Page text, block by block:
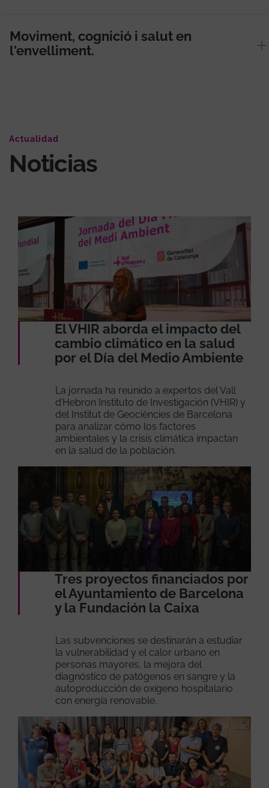
Moviment, cognició i salut en
l'envelliment.
Actualidad
Noticias
El VHIR aborda el impacto del
cambio climático en la salud
por el Día del Medio Ambiente
La jornada ha reunido a expertos del Vall
d’Hebron Instituto de Investigación (VHIR) y
del Institut de Geociències de Barcelona
para analizar cómo los factores
ambientales y la crisis climática impactan
en la salud de la población.
Tres proyectos financiados por
el Ayuntamiento de Barcelona
y la Fundación la Caixa
Las subvenciones se destinarán a estudiar
la vulnerabilidad y el calor urbano en
personas mayores, la mejora del
diagnóstico de patógenos en sangre y la
autoproducción de oxígeno hospitalario
con energía renovable.